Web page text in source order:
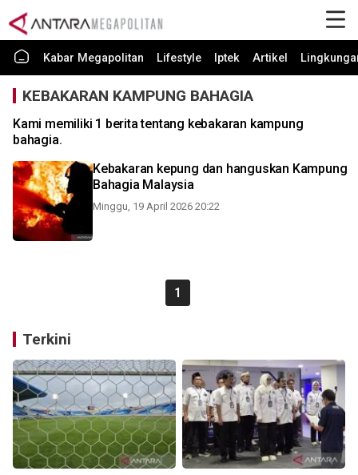
Kabar Megapolitan Lifestyle Iptek Artikel
KEBAKARAN KAMPUNG BAHAGIA
Kami memiliki 1 berita tentang kebakaran kampung
bahagia.
Kebakaran kepung dan hanguskan Kampung
Bahagia Malaysia
Minggu, 19 April 2026 20:22
1
Terkini